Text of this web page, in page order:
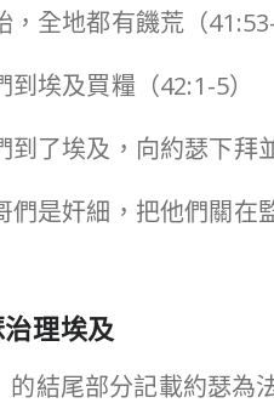
全地都有饑荒（41:53-
埃及買糧（42:1-5）
到了埃及，向約瑟下拜
們是奸細，把他們關在
理埃及